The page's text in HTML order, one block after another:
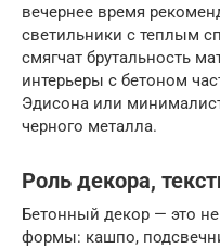
вечернее время
светильники с теплым
смягчат брутальность
интерьеры с бетоном
Эдисона или
черного металла.
Роль декора,
Бетонный декор — это
формы: кашпо,